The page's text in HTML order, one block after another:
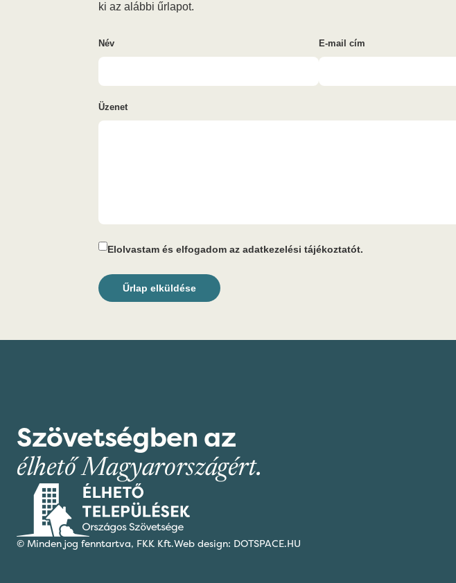
ki az alábbi űrlapot.
Név E-mail cím
Üzenet
Elolvastam és elfogadom az adatkezelési tájékoztatót.
Szövetségben az
élhető Magyarországért.
© Minden jog fenntartva, FKK Kft.Web design: DOTSPACE.HU